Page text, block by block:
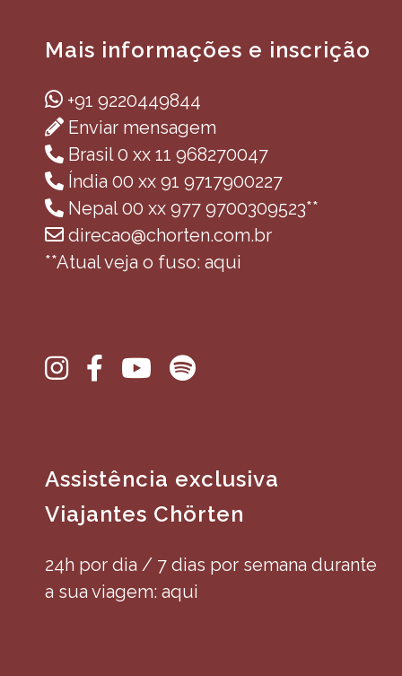
Mais informações e inscrição
+91 9220449844
Enviar mensagem
Brasil 0 xx 11 968270047
Índia 00 xx 91 9717900227
Nepal 00 xx 977 9700309523**
direcao@chorten.com.br
**Atual veja o fuso: aqui
Assistência exclusiva
Viajantes Chörten
24h por dia / 7 dias por semana durante
a sua viagem: aqui